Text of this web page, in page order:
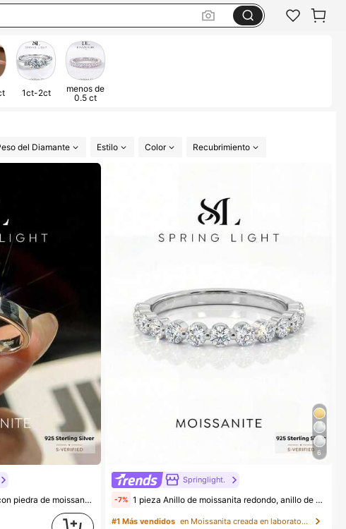
1ct-2ct
menos de
0.5 ct
del Diamante Estilo Color Recubrimiento
plata de ley 925, anillo de compromiso y boda de lujo, joyería nupcial
6
Springlight.
-7% 1 pieza Anillo de moissanita redondo, anillo de compromiso para mujer, anillo apilable, plata esterlina 925, anillo de boda minimalista y romántico para parejas, regalo de joyería de lujo
#1 Más vendidos
en Moissanita creada en laboratorio Anillos de bod